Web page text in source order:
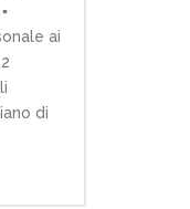
ai
di